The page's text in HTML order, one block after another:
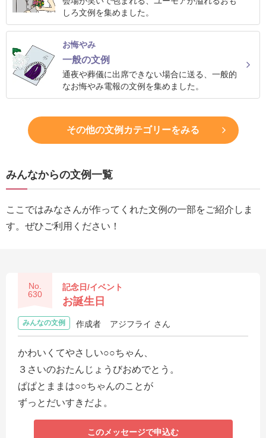
電
報-
Tips
み
送
電
報-
会
向
け
サ
ー
しろ文例を集めました。
お悔やみ
一般の文例
通夜や葬儀に出席できない場合に送る、一般的
なお悔やみ電報の文例を集めました。
その他の文例カテゴリーをみる
みんなからの文例一覧
ここではみなさんが作ってくれた文例の一部をご紹介しま
す。ぜひご利用ください！
No.
630
記念日/イベント
お誕生日
みんなの文例 作成者 アジフライ さん
かわいくてやさしい○○ちゃん、
３さいのおたんじょうびおめでとう。
ぱぱとままは○○ちゃんのことが
ずっとだいすきだよ。
このメッセージで申込む